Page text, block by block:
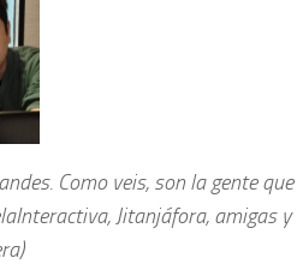
Como veis, son la gente que
Jitanjáfora, amigas y